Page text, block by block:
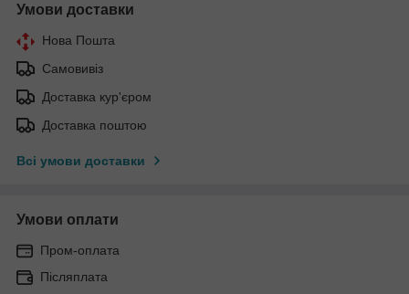
Умови доставки
Нова Пошта
Самовивіз
Доставка кур'єром
Доставка поштою
Всі умови доставки
Умови оплати
Пром-оплата
Післяплата